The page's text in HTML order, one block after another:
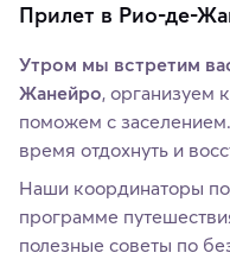
Прилет в Рио-де-
Утром мы встретим
Жанейро, организуем
поможем с
время отдохнуть и
Наши координаторы
программе
полезные советы по